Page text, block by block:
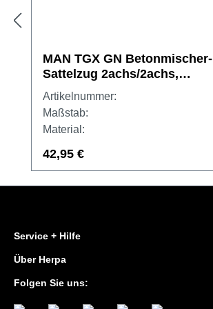
MAN TGX GN Betonmischer-
Sattelzug 2achs/2achs,
kommunalorange
Artikelnummer:
Maßstab:
Material:
42,95 €
Service + Hilfe
Über Herpa
Folgen Sie uns: